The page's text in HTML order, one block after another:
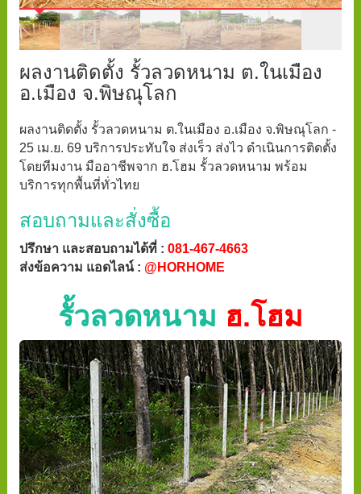
ผลงานติดตั้ง รั้วลวดหนาม ต.ในเมือง
อ.เมือง จ.พิษณุโลก
ผลงานติดตั้ง รั้วลวดหนาม ต.ในเมือง อ.เมือง จ.พิษณุโลก -
25 เม.ย. 69 บริการประทับใจ ส่งเร็ว ส่งไว ดำเนินการติดตั้ง
โดยทีมงาน มืออาชีพจาก ฮ.โฮม รั้วลวดหนาม พร้อม
บริการทุกพื้นที่ทั่วไทย
สอบถามและสั่งซื้อ
ปรึกษา และสอบถามได้ที่ : 081-467-4663
ส่งข้อความ แอดไลน์ : @HORHOME
รั้วลวดหนาม ฮ.โฮม